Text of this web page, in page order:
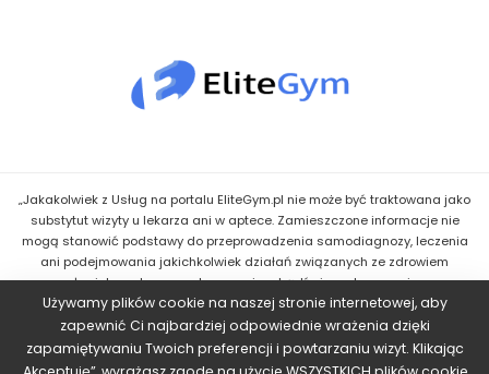
„Jakakolwiek z Usług na portalu EliteGym.pl nie może być traktowana jako
substytut wizyty u lekarza ani w aptece. Zamieszczone informacje nie
mogą stanowić podstawy do przeprowadzenia samodiagnozy, leczenia
ani podejmowania jakichkolwiek działań związanych ze zdrowiem
człowieka, w tym z zastosowaniem bądź niezastosowaniem
jakiegokolwiek Leku bądź innego środka. Wskazówki uzyskane przez
Użytkownika w ramach Usług mają jedynie charakter informacyjny i nie
powinny stanowić podstawy do podejmowania jakichkolwiek działań o
charakterze zdrowotnym, w szczególności zmiany terapii czy
Używamy plików cookie na naszej stronie internetowej, aby
zapewnić Ci najbardziej odpowiednie wrażenia dzięki
zapamiętywaniu Twoich preferencji i powtarzaniu wizyt. Klikając